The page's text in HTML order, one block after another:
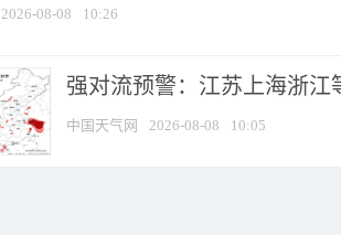
2026-08-08 10:26
强对流预警：江苏上海浙江
中国天气网 2026-08-08 10:05